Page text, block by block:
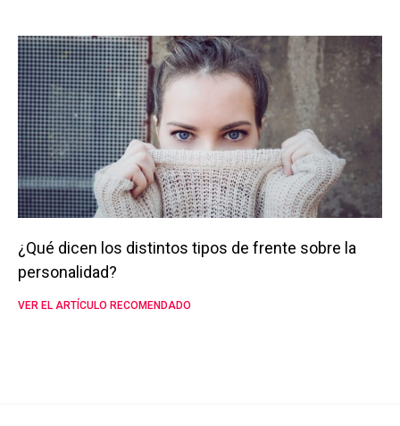
¿Qué dicen los distintos tipos de frente sobre la
personalidad?
VER EL ARTÍCULO RECOMENDADO